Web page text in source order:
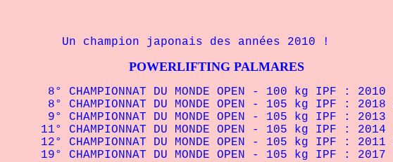
Un champion japonais des années 2010 !
POWERLIFTING PALMARES
8° CHAMPIONNAT DU MONDE OPEN - 100 kg IPF : 2010
8° CHAMPIONNAT DU MONDE OPEN - 105 kg IPF : 2018
9° CHAMPIONNAT DU MONDE OPEN - 105 kg IPF : 2013
11° CHAMPIONNAT DU MONDE OPEN - 105 kg IPF : 2014
12° CHAMPIONNAT DU MONDE OPEN - 105 kg IPF : 2011
19° CHAMPIONNAT DU MONDE OPEN - 105 kg IPF : 2017